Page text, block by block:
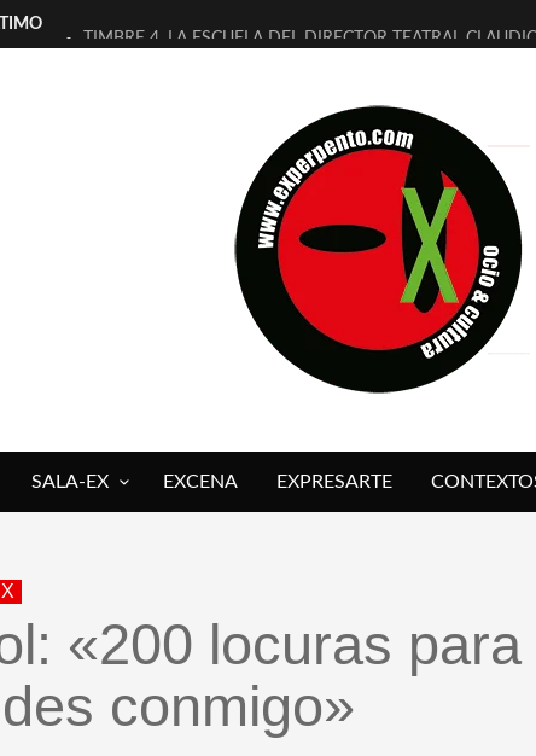
TIMBRE 4, LA ESCUELA DEL DIRECTOR TEATRAL
MILITARES JUDÍAS EN #EXVITA
D’BALDOMEROS REINVENTAN [BITÁCORA 3.0] EN EXVITA
MARSHALL FLASH PRESENTA EN EXVITA [RELATIVA
JOFRE BARDAGÍ EN EXVITA INTERPRETANDO A SERRAT
YORCH PRESENTA [CURSO DE ARMONÍA
MAGALÍ SARE NOS EXPLICA [DESCASADA]
SALA-EX EXCENA EXPRESARTE
«200 locuras para
conmigo»